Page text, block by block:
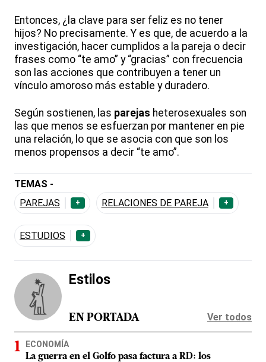
Entonces, ¿la clave para ser feliz es no tener
hijos? No precisamente. Y es que, de acuerdo a la
investigación, hacer cumplidos a la pareja o decir
frases como “te amo” y “gracias” con frecuencia
son las acciones que contribuyen a tener un
vínculo amoroso más estable y duradero.
Según sostienen, las parejas heterosexuales son
las que menos se esfuerzan por mantener en pie
una relación, lo que se asocia con que son los
menos propensos a decir “te amo”.
TEMAS -
PAREJAS
+ RELACIONES DE PAREJA +
ESTUDIOS +
Estilos
EN PORTADA Ver todos
ECONOMÍA
La guerra en el Golfo pasa factura a RD: los